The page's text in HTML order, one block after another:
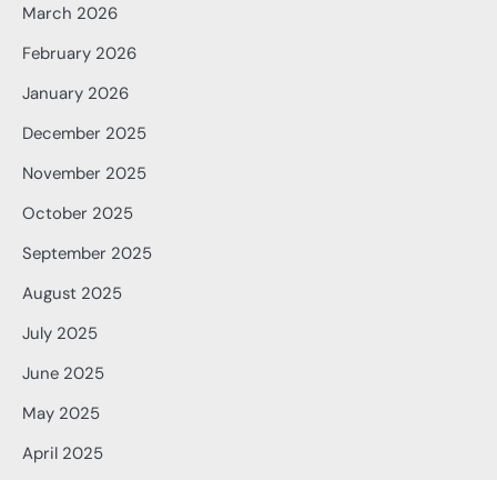
March 2026
February 2026
January 2026
December 2025
November 2025
October 2025
September 2025
August 2025
July 2025
June 2025
May 2025
April 2025